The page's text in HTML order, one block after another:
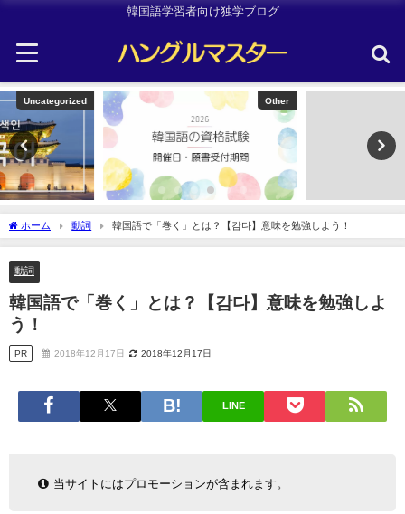
韓国語学習者向け独学ブログ
ホーム 動詞 韓国語で「巻く」とは？【감다】意味を勉強しよう！
動詞
韓国語で「巻く」とは？【감다】意味を勉強しよ
う！
PR 2018年12月17日 2018年12月17日
LINE
当サイトにはプロモーションが含まれます。